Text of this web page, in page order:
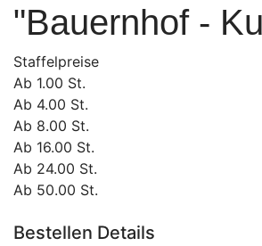
"Bauernhof -
Staffelpreise
Ab 1.00 St.
Ab 4.00 St.
Ab 8.00 St.
Ab 16.00 St.
Ab 24.00 St.
Ab 50.00 St.
Bestellen Details